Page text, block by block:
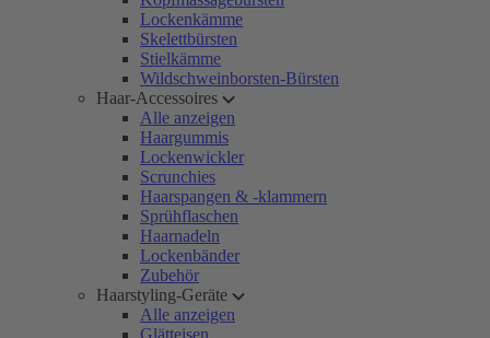
Lockenkämme
Skelettbürsten
Stielkämme
Wildschweinborsten-Bürsten
Haar-Accessoires
Alle anzeigen
Haargummis
Lockenwickler
Scrunchies
Haarspangen & -klammern
Sprühflaschen
Haarnadeln
Lockenbänder
Zubehör
Haarstyling-Geräte
Alle anzeigen
Glätteisen